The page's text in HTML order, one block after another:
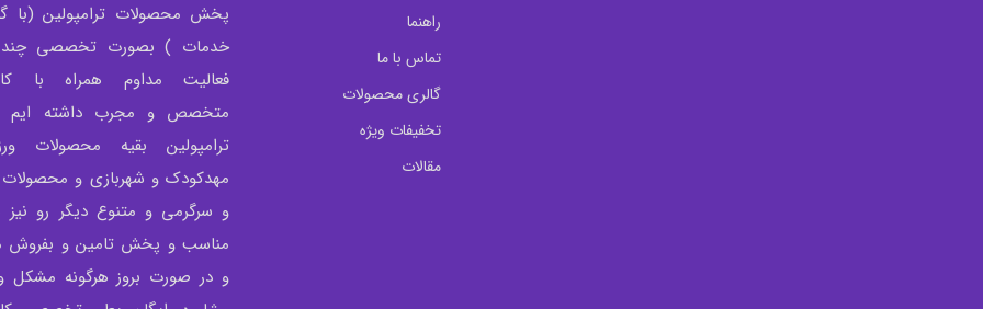
راهنما
تماس با ما
گالری محصولات
تخفیفات ویژه
مقالات
پخش محصولات ترامپولین (با
خدمات ) بصورت تخصصی
فعالیت مداوم همراه با
متخصص و مجرب داشته ایم و
ترامپولین بقیه محصولات
مهدکودک و شهربازی و
و سرگرمی و متنوع دیگر رو نیز
مناسب و پخش تامین و بفروش
و در صورت بروز هرگونه مشکل و